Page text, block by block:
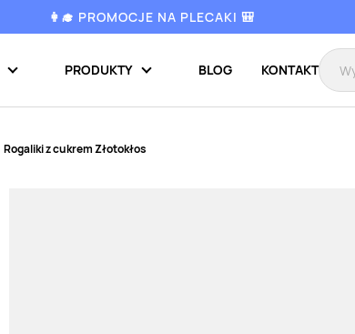
👩‍🎓 PROMOCJE NA PLECAKI 🎒
PRODUKTY BLOG KONTAKT
Rogaliki z cukrem Złotokłos